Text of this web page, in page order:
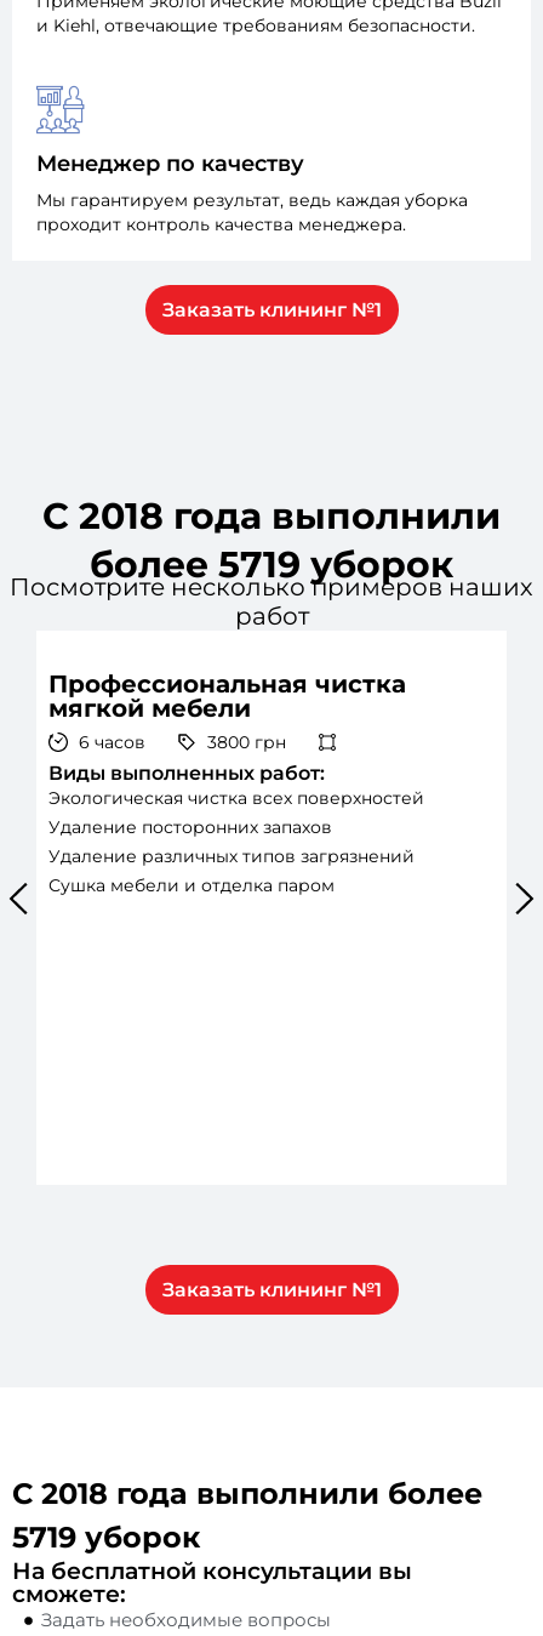
и Kiehl, отвечающие требованиям безопасности.
Менеджер по качеству
Мы гарантируем результат, ведь каждая уборка
проходит контроль качества менеджера.
Заказать клининг №1
С 2018 года выполнили
более 5719 уборок
Посмотрите несколько примеров наших
работ
Профессиональная чистка
мягкой мебели
6 часов 3800 грн
Виды выполненных работ:
Экологическая чистка всех поверхностей
Удаление посторонних запахов
Удаление различных типов загрязнений
Сушка мебели и отделка паром
Заказать клининг №1
С 2018 года выполнили более
5719 уборок
На бесплатной консультации вы
сможете:
Задать необходимые вопросы